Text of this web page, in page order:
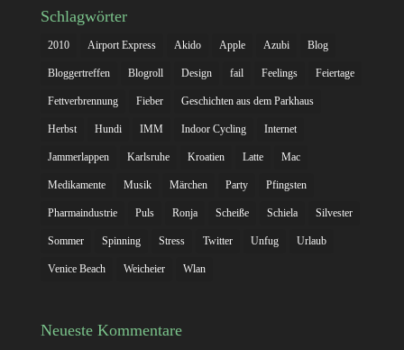
Schlagwörter
2010 Airport Express Akido Apple Azubi Blog
Bloggertreffen Blogroll Design fail Feelings Feiertage
Fettverbrennung Fieber Geschichten aus dem Parkhaus
Herbst Hundi IMM Indoor Cycling Internet
Jammerlappen Karlsruhe Kroatien Latte Mac
Medikamente Musik Märchen Party Pfingsten
Pharmaindustrie Puls Ronja Scheiße Schiela Silvester
Sommer Spinning Stress Twitter Unfug Urlaub
Venice Beach Weicheier Wlan
Neueste Kommentare